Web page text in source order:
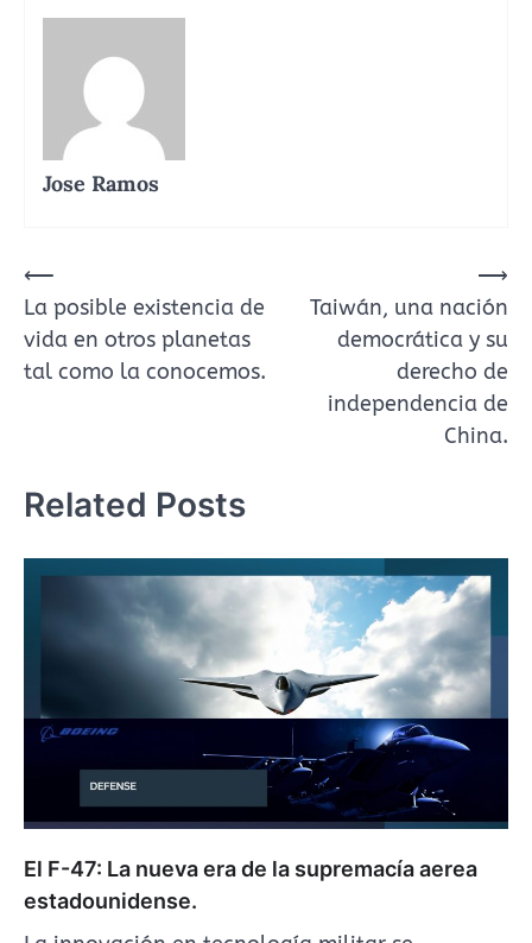
Jose Ramos
Navegación
de
entradas
⟵
La posible existencia de
vida en otros planetas
tal como la conocemos.
Taiwán, una nación
democrática y su
derecho de
independencia de
China.
⟶
Related Posts
El F-47: La nueva era de la supremacía aerea
estadounidense.